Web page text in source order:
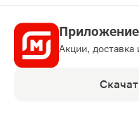
Акции, доставка